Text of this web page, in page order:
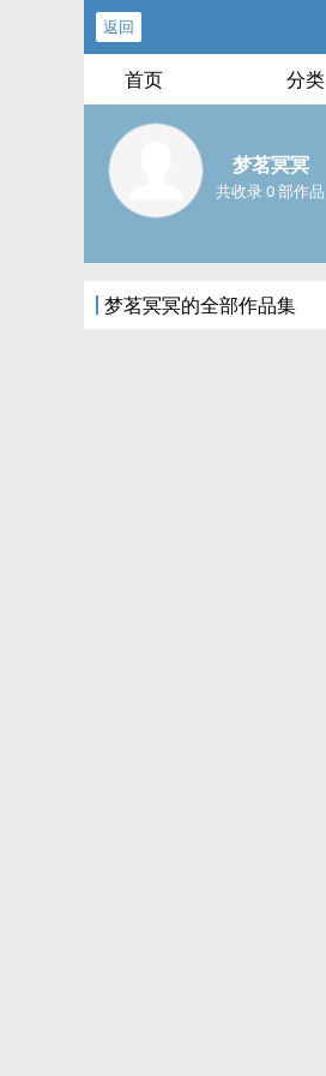
返回
首页 分类
梦茗冥冥
共收录 0 部作品
梦茗冥冥的全部作品集